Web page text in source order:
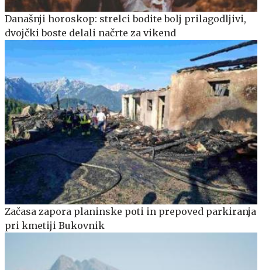
Današnji horoskop: strelci bodite bolj prilagodljivi,
dvojčki boste delali načrte za vikend
Začasa zapora planinske poti in prepoved parkiranja
pri kmetiji Bukovnik